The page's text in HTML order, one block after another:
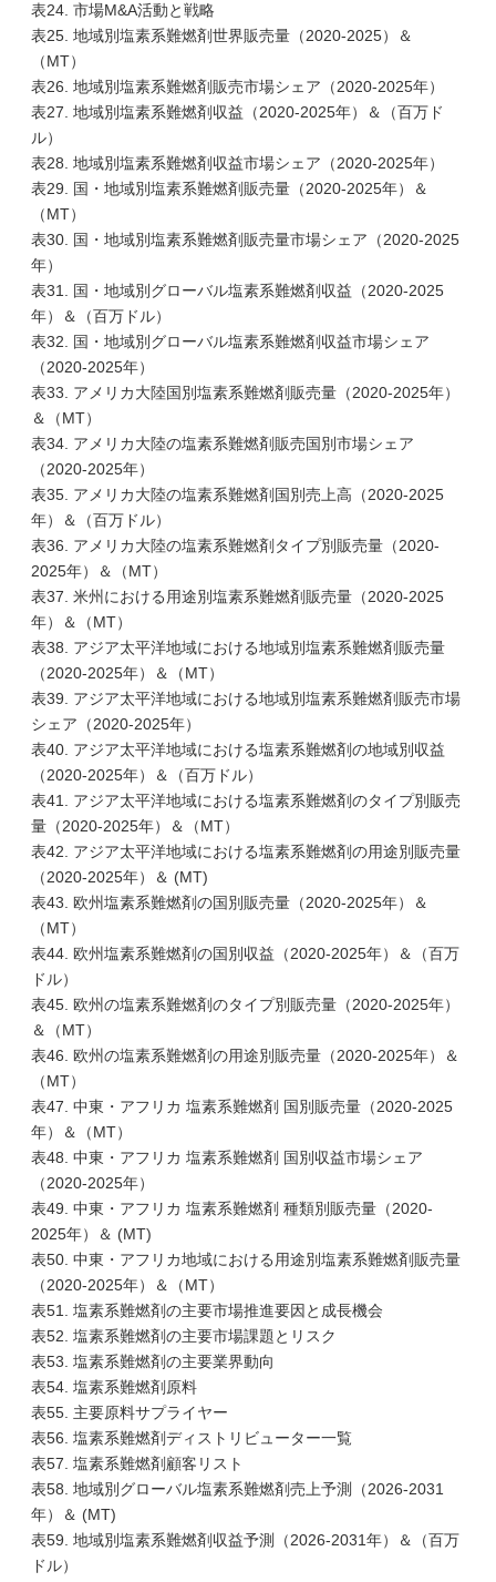
表24. 市場M&A活動と戦略
表25. 地域別塩素系難燃剤世界販売量（2020-2025）＆
（MT）
表26. 地域別塩素系難燃剤販売市場シェア（2020-2025年）
表27. 地域別塩素系難燃剤収益（2020-2025年）＆（百万ド
ル）
表28. 地域別塩素系難燃剤収益市場シェア（2020-2025年）
表29. 国・地域別塩素系難燃剤販売量（2020-2025年）＆
（MT）
表30. 国・地域別塩素系難燃剤販売量市場シェア（2020-2025
年）
表31. 国・地域別グローバル塩素系難燃剤収益（2020-2025
年）＆（百万ドル）
表32. 国・地域別グローバル塩素系難燃剤収益市場シェア
（2020-2025年）
表33. アメリカ大陸国別塩素系難燃剤販売量（2020-2025年）
＆（MT）
表34. アメリカ大陸の塩素系難燃剤販売国別市場シェア
（2020-2025年）
表35. アメリカ大陸の塩素系難燃剤国別売上高（2020-2025
年）＆（百万ドル）
表36. アメリカ大陸の塩素系難燃剤タイプ別販売量（2020-
2025年）＆（MT）
表37. 米州における用途別塩素系難燃剤販売量（2020-2025
年）＆（MT）
表38. アジア太平洋地域における地域別塩素系難燃剤販売量
（2020-2025年）＆（MT）
表39. アジア太平洋地域における地域別塩素系難燃剤販売市場
シェア（2020-2025年）
表40. アジア太平洋地域における塩素系難燃剤の地域別収益
（2020-2025年）＆（百万ドル）
表41. アジア太平洋地域における塩素系難燃剤のタイプ別販売
量（2020-2025年）＆（MT）
表42. アジア太平洋地域における塩素系難燃剤の用途別販売量
（2020-2025年）＆ (MT)
表43. 欧州塩素系難燃剤の国別販売量（2020-2025年）＆
（MT）
表44. 欧州塩素系難燃剤の国別収益（2020-2025年）＆（百万
ドル）
表45. 欧州の塩素系難燃剤のタイプ別販売量（2020-2025年）
＆（MT）
表46. 欧州の塩素系難燃剤の用途別販売量（2020-2025年）＆
（MT）
表47. 中東・アフリカ 塩素系難燃剤 国別販売量（2020-2025
年）＆（MT）
表48. 中東・アフリカ 塩素系難燃剤 国別収益市場シェア
（2020-2025年）
表49. 中東・アフリカ 塩素系難燃剤 種類別販売量（2020-
2025年）＆ (MT)
表50. 中東・アフリカ地域における用途別塩素系難燃剤販売量
（2020-2025年）＆（MT）
表51. 塩素系難燃剤の主要市場推進要因と成長機会
表52. 塩素系難燃剤の主要市場課題とリスク
表53. 塩素系難燃剤の主要業界動向
表54. 塩素系難燃剤原料
表55. 主要原料サプライヤー
表56. 塩素系難燃剤ディストリビューター一覧
表57. 塩素系難燃剤顧客リスト
表58. 地域別グローバル塩素系難燃剤売上予測（2026-2031
年）＆ (MT)
表59. 地域別塩素系難燃剤収益予測（2026-2031年）＆（百万
ドル）